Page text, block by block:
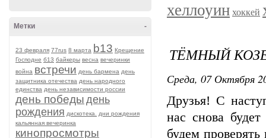
-
Метки
23 февраля 77rus 8 марта b13 Крещение
Господне б13 байкеры весна вечеринки
война встречи день бармена день
защитника отечества день народного
единства день независимости россии
день победы день
рождения дискотека.
дни рождения
кальянная вечеринка
кинопросмотры
хеллоуин хоккей
ТЁМНЫЙ
Среда, 07 Октября
Друзья! С
нас снова
будем